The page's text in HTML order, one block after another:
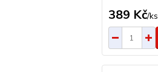
389 Kč/ks